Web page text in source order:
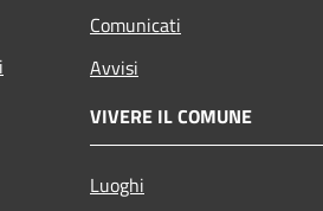
Comunicati
Avvisi
VIVERE IL COMUNE
Luoghi